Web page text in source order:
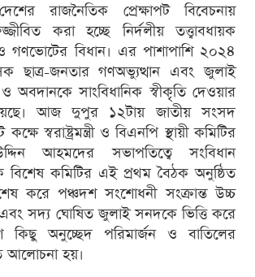
রাজনৈতিক প্রেক্ষাপট বিবেচনায়
করা হচ্ছে নির্দলীয় তত্ত্বাবধায়ক
গণভোটের বিধান। এর পাশাপাশি ২০২৪
ছাত্র-জনতার গণঅভ্যুত্থান এবং জুলাই
অবদানকে সাংবিধানিক স্বীকৃতি দেওয়ার
আজ দুপুর ১২টায় জাতীয় সংসদ
স্বরাষ্ট্রমন্ত্রী ও বিএনপি স্থায়ী কমিটির
আহমদের সভাপতিত্বে সংবিধান
কমিটির এই প্রথম বৈঠক অনুষ্ঠিত
করে পঞ্চদশ সংশোধনী সংক্রান্ত উচ্চ
সদ্য ঘোষিত জুলাই সনদকে ভিত্তি করে
কিছু অনুচ্ছেদ পরিমার্জন ও বাতিলের
আলোচনা হয়।